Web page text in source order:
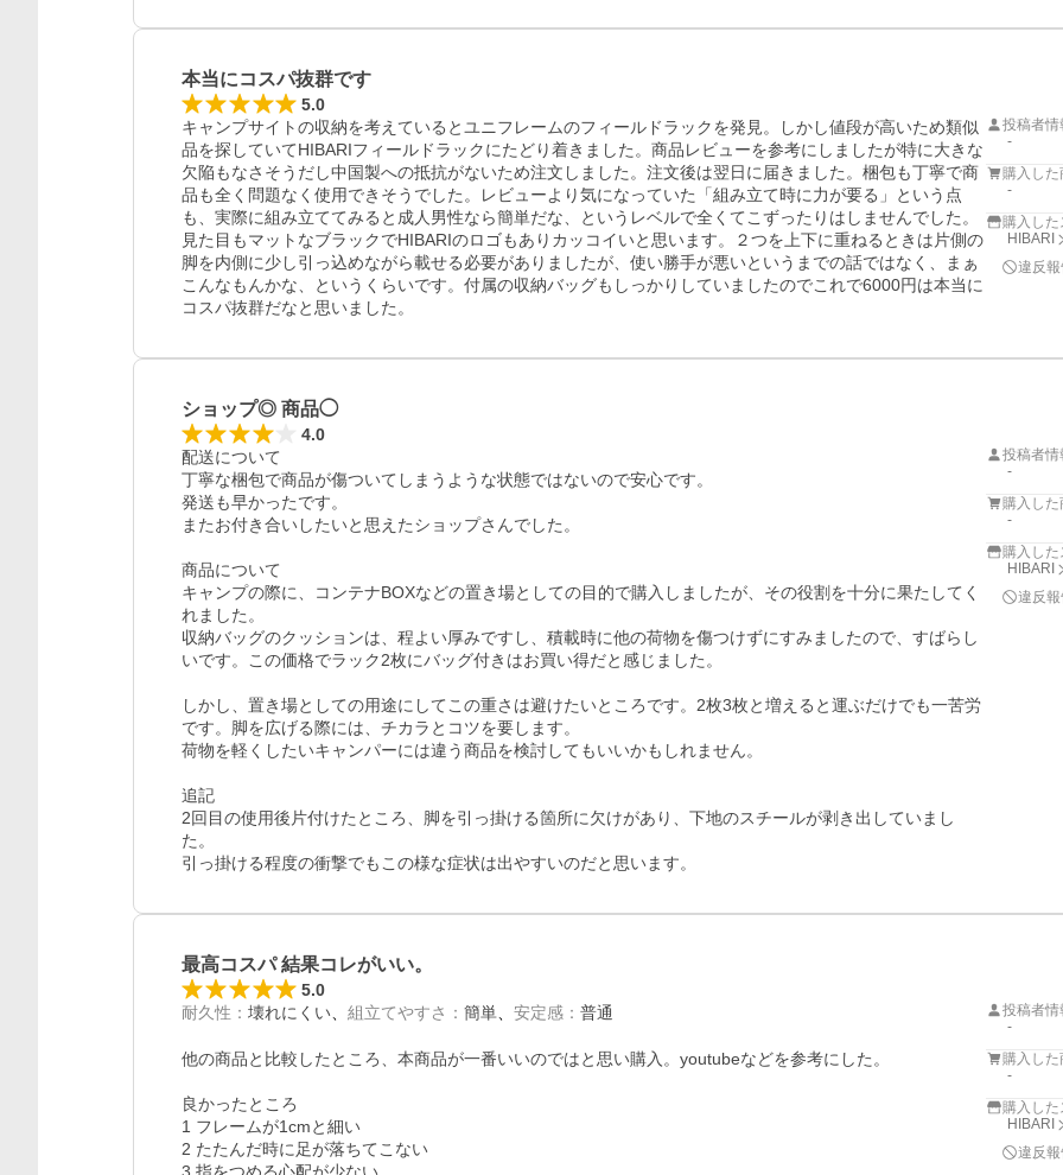
本当にコスパ抜群です
5.0
キャンプサイトの収納を考えているとユニフレームのフィールドラックを発見。しかし値段が高いため類似
品を探していてHIBARIフィールドラックにたどり着きました。商品レビューを参考にしましたが特に大きな
欠陥もなさそうだし中国製への抵抗がないため注文しました。注文後は翌日に届きました。梱包も丁寧で商
品も全く問題なく使用できそうでした。レビューより気になっていた「組み立て時に力が要る」という点
も、実際に組み立ててみると成人男性なら簡単だな、というレベルで全くてこずったりはしませんでした。
見た目もマットなブラックでHIBARIのロゴもありカッコイいと思います。２つを上下に重ねるときは片側の
脚を内側に少し引っ込めながら載せる必要がありましたが、使い勝手が悪いというまでの話ではなく、まぁ
こんなもんかな、というくらいです。付属の収納バッグもしっかりしていましたのでこれで6000円は本当に
コスパ抜群だなと思いました。
投稿者情
-
購入した
-
購入した
HIBARI
違反
ショップ◎ 商品◯
4.0
配送について
丁寧な梱包で商品が傷ついてしまうような状態ではないので安心です。
発送も早かったです。
またお付き合いしたいと思えたショップさんでした。
商品について
キャンプの際に、コンテナBOXなどの置き場としての目的で購入しましたが、その役割を十分に果たしてく
れました。
収納バッグのクッションは、程よい厚みですし、積載時に他の荷物を傷つけずにすみましたので、すばらし
いです。この価格でラック2枚にバッグ付きはお買い得だと感じました。
しかし、置き場としての用途にしてこの重さは避けたいところです。2枚3枚と増えると運ぶだけでも一苦労
です。脚を広げる際には、チカラとコツを要します。
荷物を軽くしたいキャンパーには違う商品を検討してもいいかもしれません。
追記
2回目の使用後片付けたところ、脚を引っ掛ける箇所に欠けがあり、下地のスチールが剥き出していまし
た。
引っ掛ける程度の衝撃でもこの様な症状は出やすいのだと思います。
投稿者情
-
購入した
-
購入した
HIBARI
違反
最高コスパ 結果コレがいい。
5.0
耐久性 ： 壊れにくい 組立てやすさ ： 簡単 安定感 ： 普通
他の商品と比較したところ、本商品が一番いいのではと思い購入。youtubeなどを参考にした。
良かったところ
1 フレームが1cmと細い
2 たたんだ時に足が落ちてこない
投稿者情
-
購入した
-
購入した
HIBARI
違反